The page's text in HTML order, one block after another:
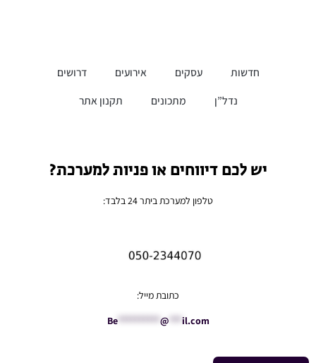
חדשות עסקים אירועים
דרושים
נדל”ן
מתכונים תקנון אתר
יש לכם דיווחים או פניות למערכת?
טלפון למערכת ביתר 24 בלבד:
כתובת מייל:
Be********** @ *** il.com